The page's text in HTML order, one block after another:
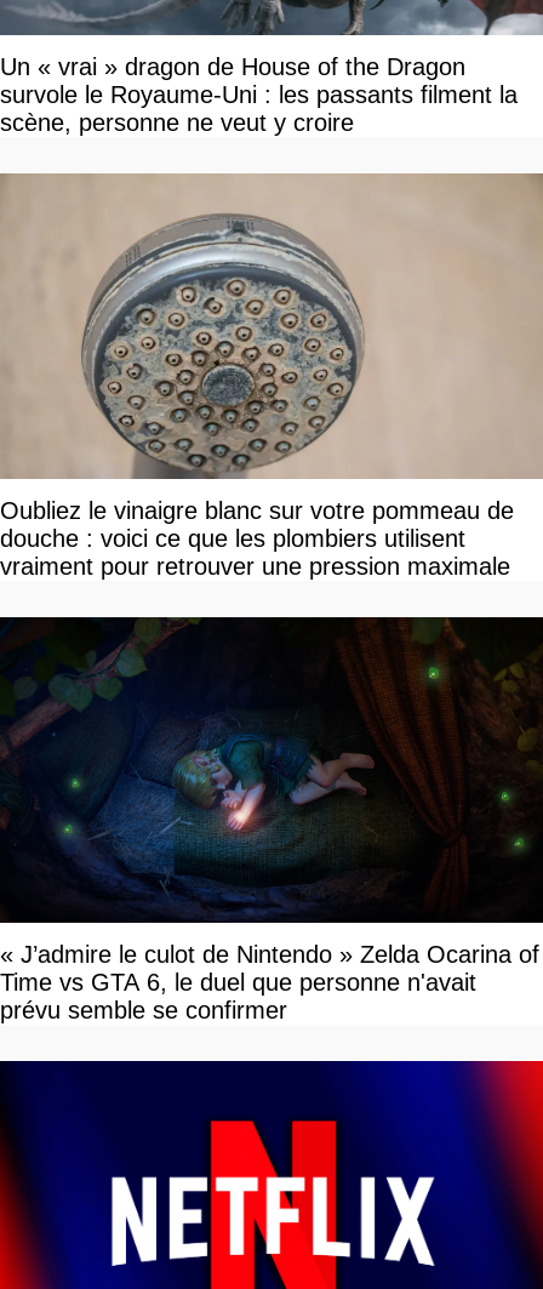
Un « vrai » dragon de House of the Dragon
survole le Royaume-Uni : les passants filment la
scène, personne ne veut y croire
Oubliez le vinaigre blanc sur votre pommeau de
douche : voici ce que les plombiers utilisent
vraiment pour retrouver une pression maximale
« J’admire le culot de Nintendo » Zelda Ocarina of
Time vs GTA 6, le duel que personne n'avait
prévu semble se confirmer